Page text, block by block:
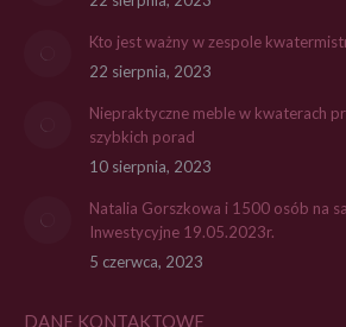
Kto jest ważny w zespole
22 sierpnia, 2023
Niepraktyczne meble w kwaterach
szybkich porad
10 sierpnia, 2023
Natalia Gorszkowa i 1500 osób na
Inwestycyjne 19.05.2023r.
5 czerwca, 2023
DANE KONTAKTOWE